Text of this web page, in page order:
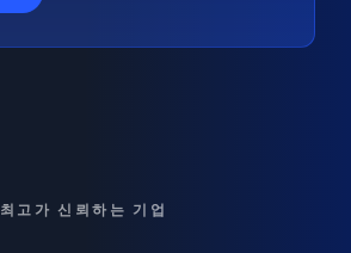
최고가 신뢰하는 기업